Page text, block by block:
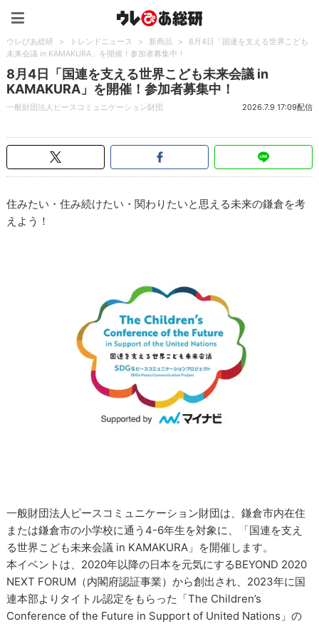
ウレぴあ総研 > トレンドニュース > 新商品 >
8月4日「国連を支える世界こども
未来会議 in KAMAKURA」を開催！参加者募集中！
8月4日「国連を支える世界こども未来会議 in
KAMAKURA」を開催！参加者募集中！
一般財団法人ピースコミュニケーション財団 2026.7.9 17:09配信
住みたい・住み続けたい・関わりたいと思える未来の鎌倉を考
えよう！
一般財団法人ピースコミュニケーション財団は、鎌倉市内在住
または鎌倉市の小学校に通う4-6年生を対象に、「国連を支え
る世界こども未来会議 in KAMAKURA」を開催します。
本イベントは、2020年以降の日本を元気にするBEYOND 2020
NEXT FORUM（内閣府認証事業）から創出され、2023年に国
連本部よりタイトル認定をもらった「The Children’s
Conference of the Future in Support of United Nations」の